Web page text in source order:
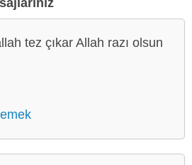
tez çıkar Allah razı olsun